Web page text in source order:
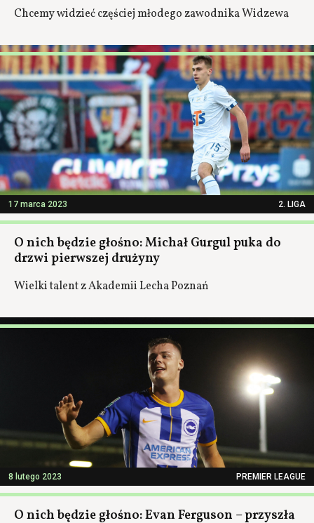
Chcemy widzieć częściej młodego zawodnika Widzewa
17 marca 2023 2. LIGA
O nich będzie głośno: Michał Gurgul puka do
drzwi pierwszej drużyny
Wielki talent z Akademii Lecha Poznań
8 lutego 2023 PREMIER LEAGUE
O nich będzie głośno: Evan Ferguson – przyszła